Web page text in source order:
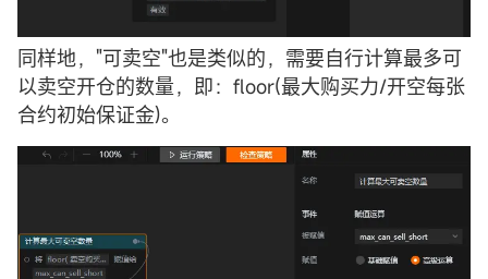
同样地，"可卖空"也是类似的，需要自行计算最多可
以卖空开仓的数量，即：floor(最大购买力/开空每张
合约初始保证金)。